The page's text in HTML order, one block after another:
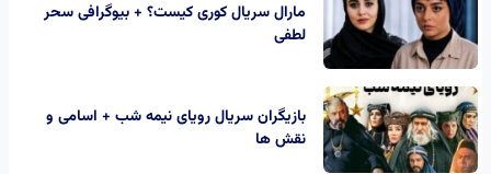
مارال سریال کوری کیست؟ + بیوگرافی سحر
لطفی
بازیگران سریال رویای نیمه شب + اسامی و
نقش ها